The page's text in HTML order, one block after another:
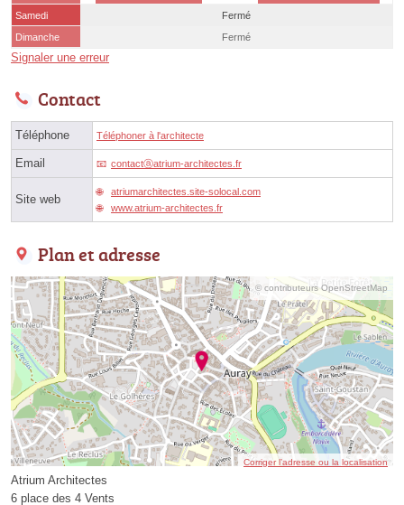
Samedi
Fermé
Dimanche
Fermé
Signaler une erreur
Contact
Téléphone Téléphoner à l'architecte
Email contactⓐatrium-architectes.fr
Site web
atriumarchitectes.site-solocal.com
www.atrium-architectes.fr
Plan et adresse
© contributeurs OpenStreetMap
Corriger l’adresse ou la localisation
Atrium Architectes
6 place des 4 Vents